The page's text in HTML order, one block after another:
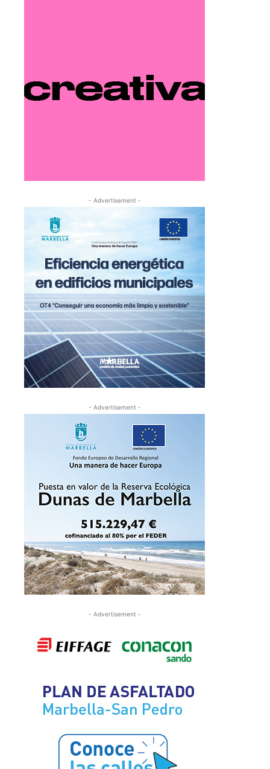
- Advertisement -
- Advertisement -
- Advertisement -